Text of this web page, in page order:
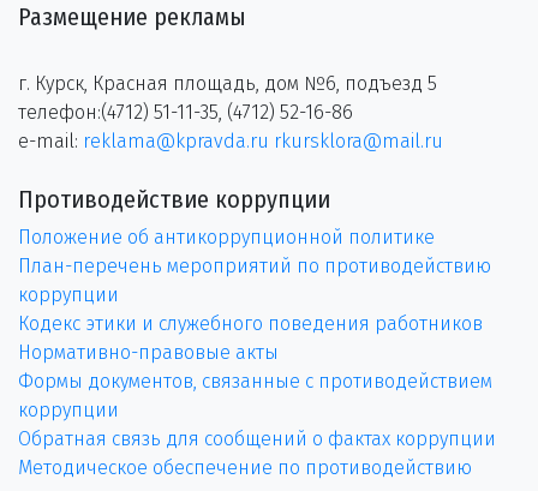
Размещение рекламы
г. Курск, Красная площадь, дом №6, подъезд 5
телефон:(4712) 51-11-35, (4712) 52-16-86
e-mail: reklama@kpravda.ru rkursklora@mail.ru
Противодействие коррупции
Положение об антикоррупционной политике
План-перечень мероприятий по противодействию
коррупции
Кодекс этики и служебного поведения работников
Нормативно-правовые акты
Формы документов, связанные с противодействием
коррупции
Обратная связь для сообщений о фактах коррупции
Методическое обеспечение по противодействию